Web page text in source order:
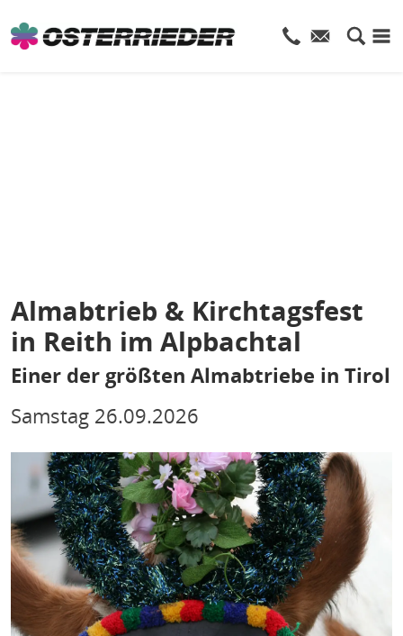
Almabtrieb & Kirchtagsfest
in Reith im Alpbachtal
Einer der größten Almabtriebe in Tirol
Samstag 26.09.2026